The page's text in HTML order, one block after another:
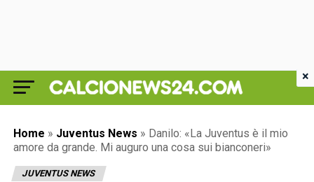
Home » Juventus News » Danilo: «La Juventus è il mio
amore da grande. Mi auguro una cosa sui bianconeri»
JUVENTUS NEWS
×